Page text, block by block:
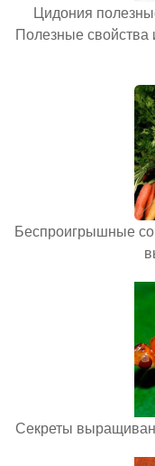
Цидония
Полезные
Беспроигрышные
Секреты